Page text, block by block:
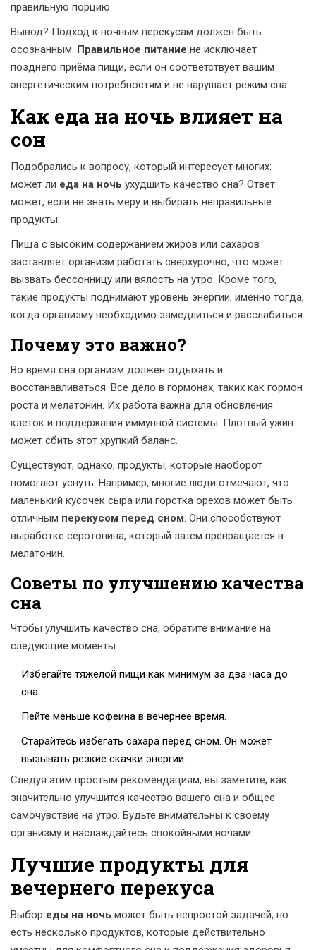
правильную порцию.
Вывод? Подход к ночным перекусам должен быть
осознанным. Правильное питание не исключает
позднего приёма пищи, если он соответствует вашим
энергетическим потребностям и не нарушает режим сна.
Как еда на ночь влияет на
сон
Подобрались к вопросу, который интересует многих:
может ли еда на ночь ухудшить качество сна? Ответ:
может, если не знать меру и выбирать неправильные
продукты.
Пища с высоким содержанием жиров или сахаров
заставляет организм работать сверхурочно, что может
вызвать бессонницу или вялость на утро. Кроме того,
такие продукты поднимают уровень энергии, именно тогда,
когда организму необходимо замедлиться и расслабиться.
Почему это важно?
Во время сна организм должен отдыхать и
восстанавливаться. Все дело в гормонах, таких как гормон
роста и мелатонин. Их работа важна для обновления
клеток и поддержания иммунной системы. Плотный ужин
может сбить этот хрупкий баланс.
Существуют, однако, продукты, которые наоборот
помогают уснуть. Например, многие люди отмечают, что
маленький кусочек сыра или горстка орехов может быть
отличным перекусом перед сном. Они способствуют
выработке серотонина, который затем превращается в
мелатонин.
Советы по улучшению качества
сна
Чтобы улучшить качество сна, обратите внимание на
следующие моменты:
Избегайте тяжелой пищи как минимум за два часа до
сна.
Пейте меньше кофеина в вечернее время.
Старайтесь избегать сахара перед сном. Он может
вызывать резкие скачки энергии.
Следуя этим простым рекомендациям, вы заметите, как
значительно улучшится качество вашего сна и общее
самочувствие на утро. Будьте внимательны к своему
организму и наслаждайтесь спокойными ночами.
Лучшие продукты для
вечернего перекуса
Выбор еды на ночь может быть непростой задачей, но
есть несколько продуктов, которые действительно